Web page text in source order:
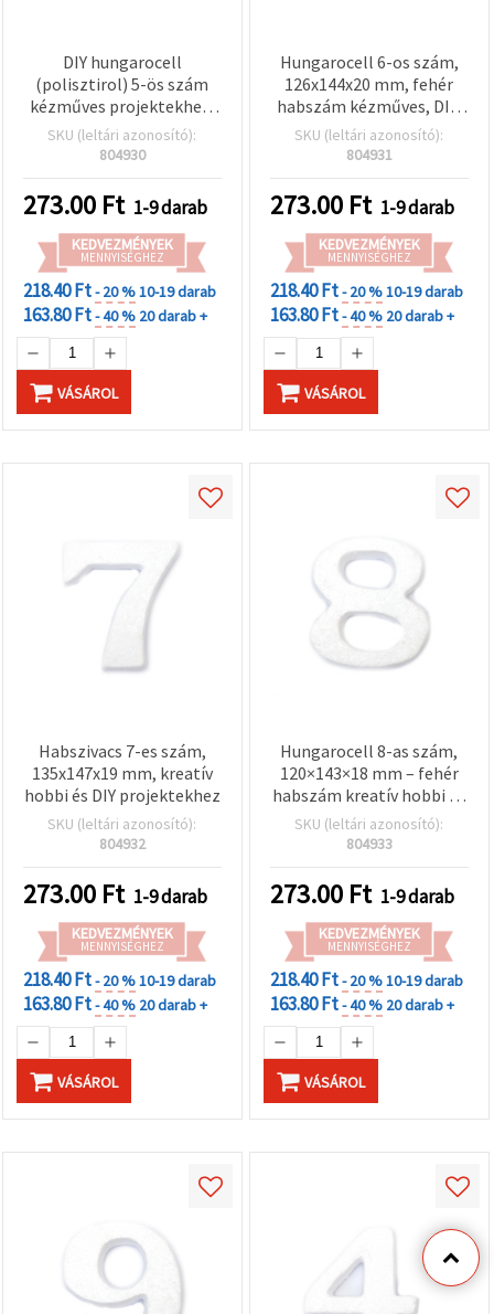
DIY hungarocell
(polisztirol) 5-ös szám
kézműves projektekhez,
126×142×20 mm
SKU (leltári azonosító):
804930
273.00 Ft 1-9 darab
KEDVEZMÉNYEK
MENNYISÉGHEZ
218.40 Ft- 20 %10-19 darab
163.80 Ft- 40 % 20 darab +
VÁSÁROL
Hungarocell 6-os szám,
126x144x20 mm, fehér
habszám kézműves, DIY,
születésnapi és ünnepi
dekorációkhoz
SKU (leltári azonosító):
804931
273.00 Ft 1-9 darab
KEDVEZMÉNYEK
MENNYISÉGHEZ
218.40 Ft- 20 %10-19 darab
163.80 Ft- 40 % 20 darab +
VÁSÁROL
Habszivacs 7-es szám,
135x147x19 mm, kreatív
hobbi és DIY projektekhez
SKU (leltári azonosító):
804932
273.00 Ft 1-9 darab
KEDVEZMÉNYEK
MENNYISÉGHEZ
218.40 Ft- 20 %10-19 darab
163.80 Ft- 40 % 20 darab +
VÁSÁROL
Hungarocell 8-as szám,
120×143×18 mm – fehér
habszám kreatív hobbi és
DIY munkákhoz,
születésnapi és ünnepi
SKU (leltári azonosító):
804933
273.00 Ft 1-9 darab
KEDVEZMÉNYEK
MENNYISÉGHEZ
218.40 Ft- 20 %10-19 darab
163.80 Ft- 40 % 20 darab +
VÁSÁROL